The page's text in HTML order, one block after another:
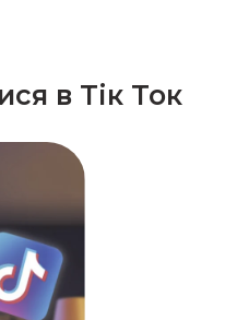
в Тік Ток